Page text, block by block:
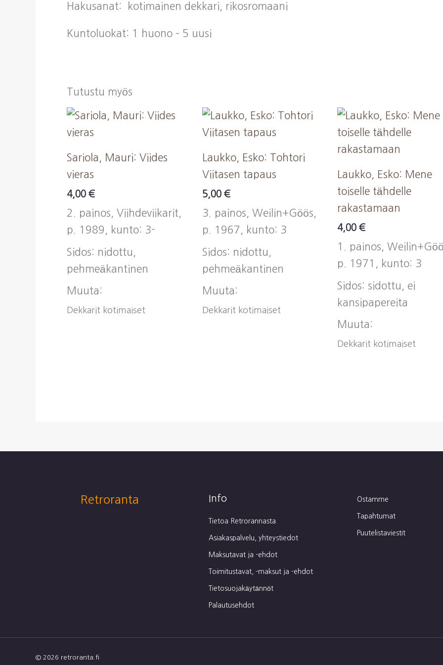
Hakusanat: kotimainen dekkari, rikosromaani
Kuntoluokat: 1 huono – 5 uusi
Tutustu myös
Sariola, Mauri: Viides
vieras
4,00 €
2. painos, Viihdeviikarit,
p. 1989, kunto: 3-
Sidos: nidottu,
pehmeäkantinen
Muuta:
Dekkarit kotimaiset
Laukko, Esko: Tohtori
Viitasen tapaus
5,00 €
3. painos, Weilin+Göös,
p. 1967, kunto: 3
Sidos: nidottu,
pehmeäkantinen
Muuta:
Dekkarit kotimaiset
Laukko, Esko: Mene
toiselle tähdelle
rakastamaan
4,00 €
1. painos,
p. 1971, kunto: 3
Sidos: sidottu, ei
kansipapereita
Muuta:
Dekkarit kotimaiset
Retroranta Info
Tietoa Retrorannasta
Asiakaspalvelu, yhteystiedot
Maksutavat ja -ehdot
Toimitustavat, -maksut ja -ehdot
Tietosuojakäytännöt
Palautusehdot
Ostamme
Tapahtumat
Puutelistaviestit
© 2026 retroranta.fi